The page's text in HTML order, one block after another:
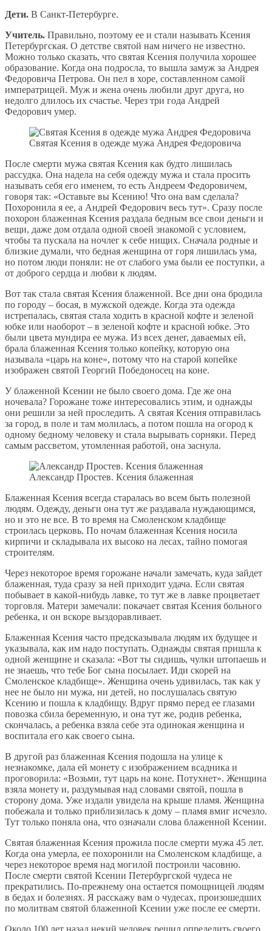
Дети. В Санкт-Петербурге.
Учитель. Правильно, поэтому ее и стали называть Ксения
Петербургская. О детстве святой нам ничего не известно.
Можно только сказать, что святая Ксения получила хорошее
образование. Когда она подросла, то вышла замуж за Андрея
Федоровича Петрова. Он пел в хоре, составленном самой
императрицей. Муж и жена очень любили друг друга, но
недолго длилось их счастье. Через три года Андрей
Федорович умер.
Святая Ксения в одежде мужа Андрея Федоровича
После смерти мужа святая Ксения как будто лишилась
рассудка. Она надела на себя одежду мужа и стала просить
называть себя его именем, то есть Андреем Федоровичем,
говоря так: «Оставьте вы Ксению! Что она вам сделала?
Похоронила я ее, а Андрей Федорович весь тут». Сразу после
похорон блаженная Ксения раздала бедным все свои деньги и
вещи, даже дом отдала одной своей знакомой с условием,
чтобы та пускала на ночлег к себе нищих. Сначала родные и
близкие думали, что бедная женщина от горя лишилась ума,
но потом люди поняли: не от слабого ума были ее поступки, а
от доброго сердца и любви к людям.
Вот так стала святая Ксения блаженной. Все дни она бродила
по городу – босая, в мужской одежде. Когда эта одежда
истрепалась, святая стала ходить в красной кофте и зеленой
юбке или наоборот – в зеленой кофте и красной юбке. Это
были цвета мундира ее мужа. Из всех денег, даваемых ей,
брала блаженная Ксения только копейку, которую она
называла «царь на коне», потому что на старой копейке
изображен святой Георгий Победоносец на коне.
У блаженной Ксении не было своего дома. Где же она
ночевала? Горожане тоже интересовались этим, и однажды
они решили за ней проследить. А святая Ксения отправилась
за город, в поле и там молилась, а потом пошла на огород к
одному бедному человеку и стала вырывать сорняки. Перед
самым рассветом, утомленная работой, она заснула.
Александр Простев. Ксения блаженная
Блаженная Ксения всегда старалась во всем быть полезной
людям. Одежду, деньги она тут же раздавала нуждающимся,
но и это не все. В то время на Смоленском кладбище
строилась церковь. По ночам блаженная Ксения носила
кирпичи и складывала их высоко на лесах, тайно помогая
строителям.
Через некоторое время горожане начали замечать, куда зайдет
блаженная, туда сразу за ней приходит удача. Если святая
побывает в какой-нибудь лавке, то тут же в лавке процветает
торговля. Матери замечали: покачает святая Ксения больного
ребенка, и он вскоре выздоравливает.
Блаженная Ксения часто предсказывала людям их будущее и
указывала, как им надо поступать. Однажды святая пришла к
одной женщине и сказала: «Вот ты сидишь, чулки штопаешь и
не знаешь, что тебе Бог сына посылает. Иди скорей на
Смоленское кладбище». Женщина очень удивилась, так как у
нее не было ни мужа, ни детей, но послушалась святую
Ксению и пошла к кладбищу. Вдруг прямо перед ее глазами
повозка сбила беременную, и она тут же, родив ребенка,
скончалась, а ребенка взяла себе эта одинокая женщина и
воспитала его как своего сына.
В другой раз блаженная Ксения подошла на улице к
незнакомке, дала ей монету с изображением всадника и
проговорила: «Возьми, тут царь на коне. Потухнет». Женщина
взяла монету и, раздумывая над словами святой, пошла в
сторону дома. Уже издали увидела на крыше пламя. Женщина
побежала и только приблизилась к дому – пламя вмиг исчезло.
Тут только поняла она, что означали слова блаженной Ксении.
Святая блаженная Ксения прожила после смерти мужа 45 лет.
Когда она умерла, ее похоронили на Смоленском кладбище, а
через некоторое время над могилой построили часовню.
После смерти святой Ксении Петербургской чудеса не
прекратились. По-прежнему она остается помощницей людям
в бедах и болезнях. Я расскажу вам о чудесах, произошедших
по молитвам святой блаженной Ксении уже после ее смерти.